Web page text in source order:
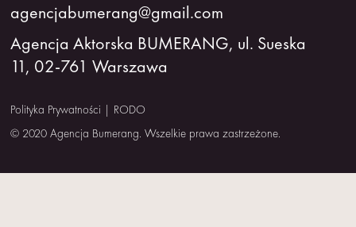
O
NAS
agencjabumerang@gmail.com
Agencja Aktorska BUMERANG, ul. Sueska
11, 02-761 Warszawa
Polityka Prywatności | RODO
© 2020 Agencja Bumerang. Wszelkie prawa zastrzeżone.